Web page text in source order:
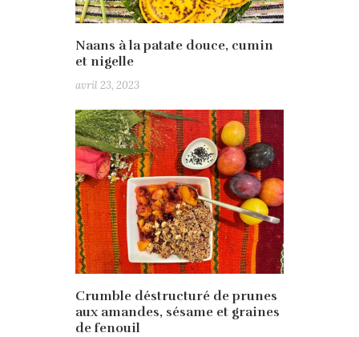
Naans à la patate douce, cumin
et nigelle
avril 23, 2023
Crumble déstructuré de prunes
aux amandes, sésame et graines
de fenouil